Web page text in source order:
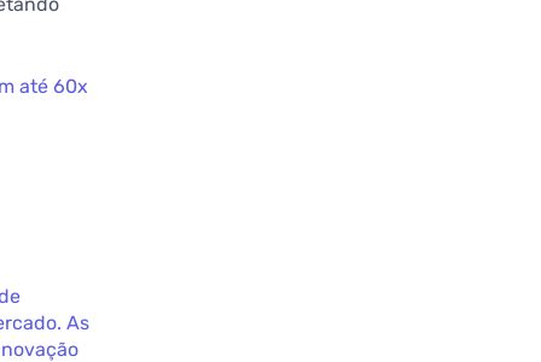
até 60x
As